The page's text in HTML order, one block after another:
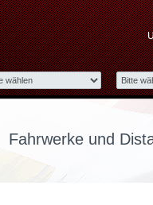
Fahrwerke und